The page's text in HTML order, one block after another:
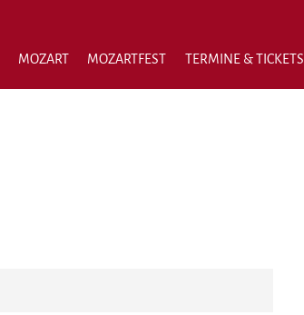
MOZART MOZARTFEST TERMINE & TICKETS